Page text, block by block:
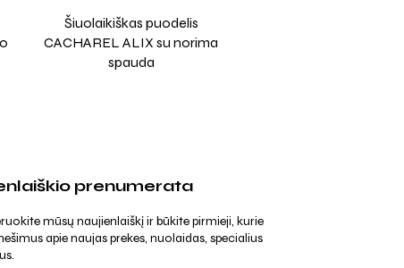
Šiuolaikiškas puodelis
CACHAREL ALIX su norima
spauda
prenumerata
mūsų naujienlaiškį ir būkite pirmieji, kurie
apie naujas prekes, nuolaidas, specialius